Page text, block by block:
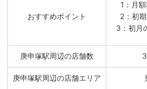
おすすめポイント
1：月
2：初
3：初月
庚申塚駅周辺の店舗数
庚申塚駅周辺の店舗エリア